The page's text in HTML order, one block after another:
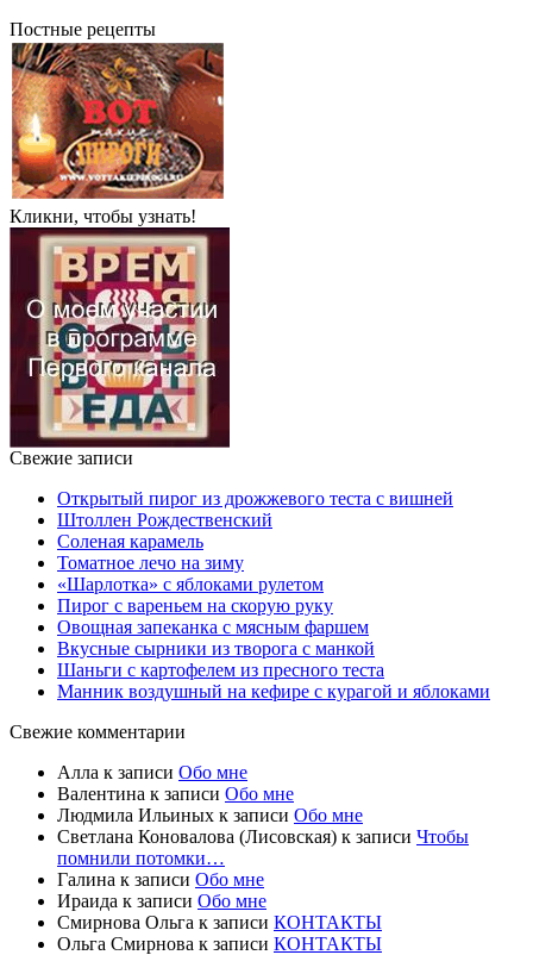
Постные рецепты
Кликни, чтобы узнать!
Свежие записи
Открытый пирог из дрожжевого теста с вишней
Штоллен Рождественский
Соленая карамель
Томатное лечо на зиму
«Шарлотка» с яблоками рулетом
Пирог с вареньем на скорую руку
Овощная запеканка с мясным фаршем
Вкусные сырники из творога с манкой
Шаньги с картофелем из пресного теста
Манник воздушный на кефире с курагой и яблоками
Свежие комментарии
Алла к записи Обо мне
Валентина к записи Обо мне
Людмила Ильиных к записи Обо мне
Светлана Коновалова (Лисовская) к записи Чтобы
помнили потомки…
Галина к записи Обо мне
Ираида к записи Обо мне
Смирнова Ольга к записи КОНТАКТЫ
Ольга Смирнова к записи КОНТАКТЫ